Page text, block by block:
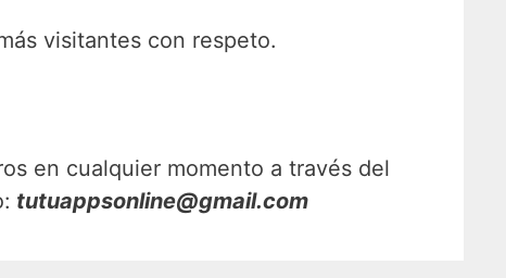
visitantes con respeto.
en cualquier momento a través del
tutuappsonline@gmail.com